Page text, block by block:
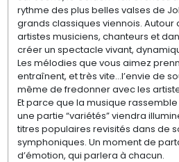
rythme des plus belles valses de
grands classiques viennois. Autour
artistes musiciens, chanteurs et
créer un spectacle vivant,
Les mélodies que vous aimez
entraînent, et très vite…l’envie de
même de fredonner avec les
Et parce que la musique
une partie “variétés” viendra
titres populaires revisités dans de
symphoniques. Un moment de
d’émotion, qui parlera à chacun.